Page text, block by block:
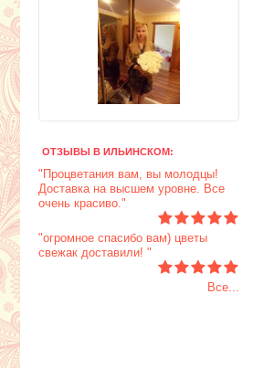
ОТЗЫВЫ В ИЛЬИНСКОМ:
"Процветания вам, вы молодцы!
Доставка на высшем уровне. Все
очень красиво."
"огромное спасибо вам) цветы
свежак доставили! "
Все...